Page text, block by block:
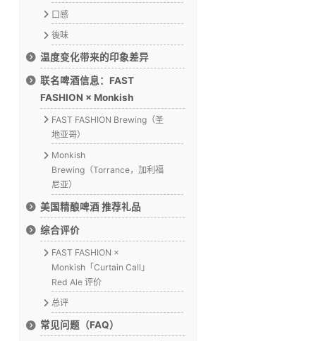
口感
後味
温度变化带来的印象差异
联名啤酒信息：FAST
FASHION × Monkish
FAST FASHION Brewing（圣
地亚哥）
Monkish
Brewing（Torrance，加利福
尼亚）
美国精酿啤酒 推荐礼品
综合评价
FAST FASHION ×
Monkish「Curtain Call」
Red Ale 评价
总评
常见问题（FAQ）